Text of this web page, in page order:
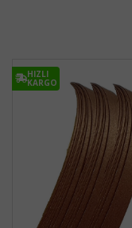
HIZLI
KARGO